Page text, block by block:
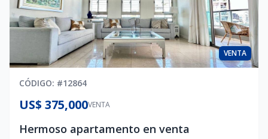
VENTA
CÓDIGO: #12864
VENTA
US$ 375,000
Hermoso apartamento en venta